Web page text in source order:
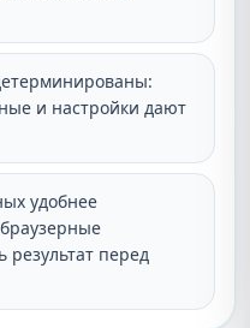
и настройки дают
удобнее
результат перед